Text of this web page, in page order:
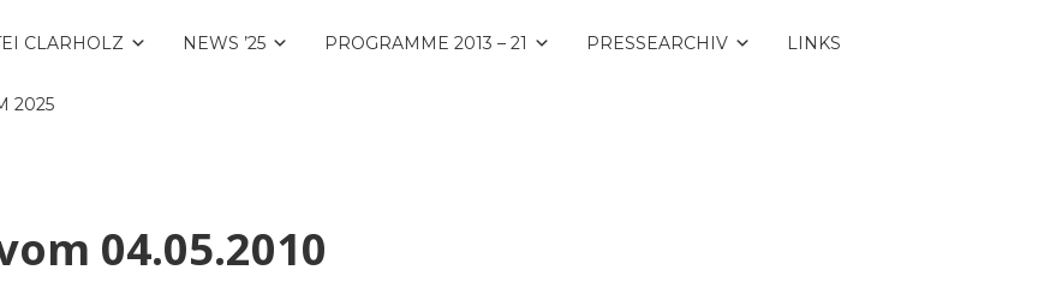
CLARHOLZ NEWS ’25 PROGRAMME 2013 – 21 PRESSEARCHIV LINKS
2025
04.05.2010